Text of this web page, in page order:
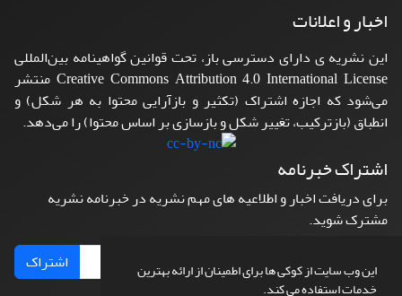
این وب سایت از کوکی ها برای اطمینان از ارائه بهترین
خدمات استفاده می کند.
اخبار و اعلانات
این نشریه ی دارای دسترسی باز، تحت قوانین گواهینامه بین‌المللی
Creative Commons Attribution 4.0 International License منتشر
می‌شود که اجازه اشتراک (تکثیر و بازآرایی محتوا به هر شکل) و
انطباق (بازترکیب، تغییر شکل و بازسازی بر اساس محتوا) را می‌دهد.
اشتراک خبرنامه
برای دریافت اخبار و اطلاعیه های مهم نشریه در خبرنامه نشریه
مشترک شوید.
اشتراک